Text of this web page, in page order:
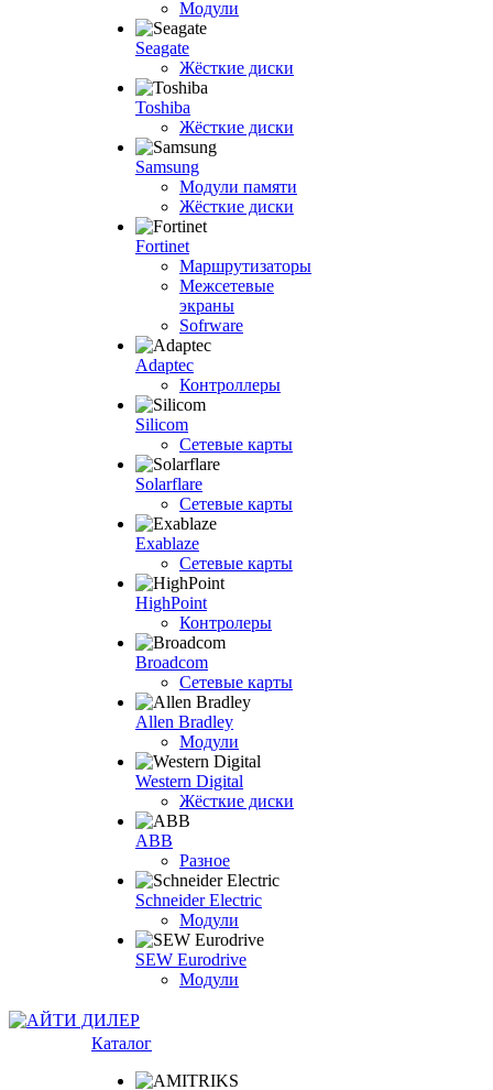
Модули
Seagate
Жёсткие диски
Toshiba
Жёсткие диски
Samsung
Модули памяти
Жёсткие диски
Fortinet
Маршрутизаторы
Межсетевые
экраны
Sofrware
Adaptec
Контроллеры
Silicom
Сетевые карты
Solarflare
Сетевые карты
Exablaze
Сетевые карты
HighPoint
Контролеры
Broadcom
Сетевые карты
Allen Bradley
Модули
Western Digital
Жёсткие диски
ABB
Разное
Schneider Electric
Модули
SEW Eurodrive
Модули
Каталог